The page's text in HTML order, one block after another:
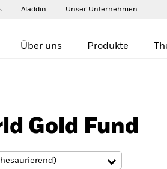
Aladdin Unser Unternehmen
Über uns Produkte
Gold Fund